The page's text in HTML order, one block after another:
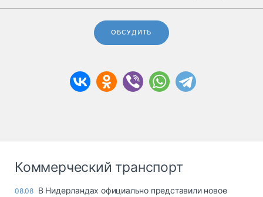
ОБСУДИТЬ
Коммерческий транспорт
08.08 В Нидерландах официально представили новое